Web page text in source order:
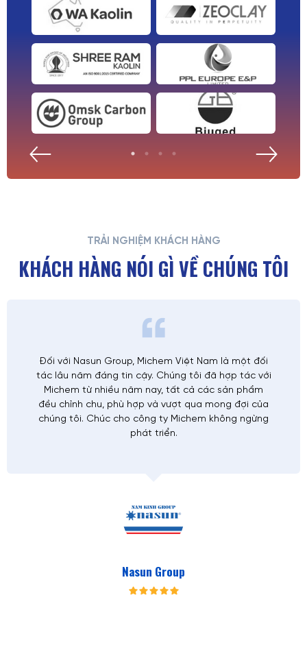
TRẢI NGHIỆM KHÁCH HÀNG
KHÁCH HÀNG NÓI GÌ VỀ CHÚNG TÔI
Đối với Nasun Group, Michem Việt Nam là một đối
tác lâu năm đáng tin cậy. Chúng tôi đã hợp tác với
Michem từ nhiều năm nay, tất cả các sản phẩm
đều chỉnh chu, phù hợp và vượt qua mong đợi của
chúng tôi. Chúc cho công ty Michem không ngừng
phát triển.
Nasun Group
TRUNG TÂM CÔNG NGHỆ MÀU MICHEM - WOOSHIN